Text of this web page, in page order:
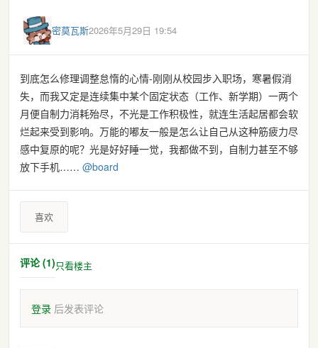
密莫瓦斯2026年5月29日 19:54
到底怎么修理调整怠惰的心情-刚刚从校园步入职场，寒暑假消
失，而我又定是连续集中某个固定状态（工作、新学期）一两个
月便自制力消耗殆尽，不光是工作积极性，就连生活起居都会软
烂起来受到影响。万能的嘟友一般是怎么让自己从这种筋疲力尽
感中复原的呢？光是好好睡一觉，我都做不到，自制力甚至不够
放下手机…… @board
喜欢
评论 (1)只看楼主
登录 后发表评论